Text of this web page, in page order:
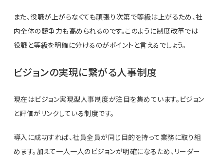
また、役職が上がらなくても頑張り次第で等級は上がるため、社
内全体の競争力も高められるのです。このように制度改革では
役職と等級を明確に分けるのがポイントと言えるでしょう。
ビジョンの実現に繋がる人事制度
現在はビジョン実現型人事制度が注目を集めています。ビジョン
と評価がリンクしている制度です。
導入に成功すれば、社員全員が同じ目的を持って業務に取り組
めます。加えて一人一人のビジョンが明確になるため、リーダー